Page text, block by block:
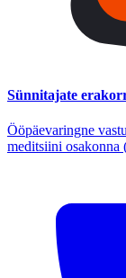
Sünnitajate
Ööpäevaringne
meditsiini osakonna